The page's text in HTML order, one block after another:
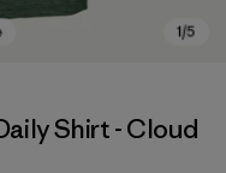
Shirt - Cloud